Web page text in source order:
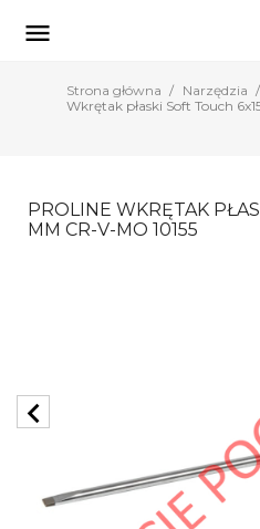

Strona główna Narzędzia
Wkrętak płaski Soft Touch
PROLINE WKRĘTAK
MM CR-V-MO 10155
chevron_left